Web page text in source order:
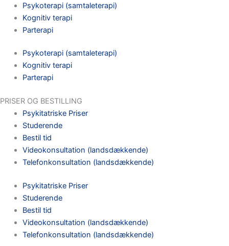
Psykoterapi (samtaleterapi)
Kognitiv terapi
Parterapi
Psykoterapi (samtaleterapi)
Kognitiv terapi
Parterapi
PRISER OG BESTILLING
Psykitatriske Priser
Studerende
Bestil tid
Videokonsultation (landsdækkende)
Telefonkonsultation (landsdækkende)
Psykitatriske Priser
Studerende
Bestil tid
Videokonsultation (landsdækkende)
Telefonkonsultation (landsdækkende)